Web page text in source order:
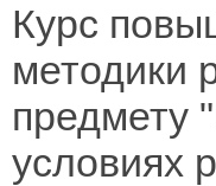
Курс
методики
предмету